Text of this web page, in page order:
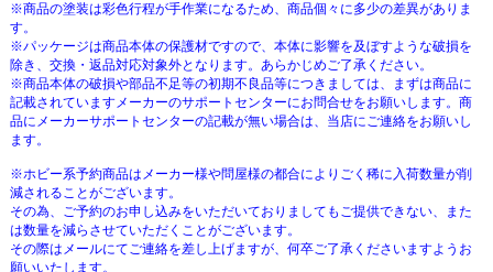
※商品の塗装は彩色行程が手作業になるため、商品個々に多少の差異がありま
す。
※パッケージは商品本体の保護材ですので、本体に影響を及ぼすような破損を
除き、交換・返品対応対象外となります。あらかじめご了承ください。
※商品本体の破損や部品不足等の初期不良品等につきましては、まずは商品に
記載されていますメーカーのサポートセンターにお問合せをお願いします。商
品にメーカーサポートセンターの記載が無い場合は、当店にご連絡をお願いし
ます。
※ホビー系予約商品はメーカー様や問屋様の都合によりごく稀に入荷数量が削
減されることがございます。
その為、ご予約のお申し込みをいただいておりましてもご提供できない、また
は数量を減らさせていただくことがございます。
その際はメールにてご連絡を差し上げますが、何卒ご了承くださいますようお
願いいたします。